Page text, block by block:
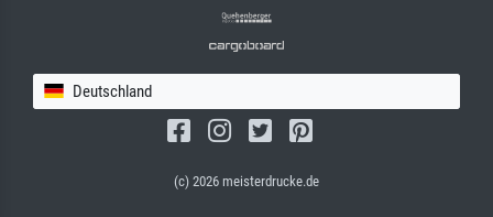
Deutschland
(c) 2026 meisterdrucke.de